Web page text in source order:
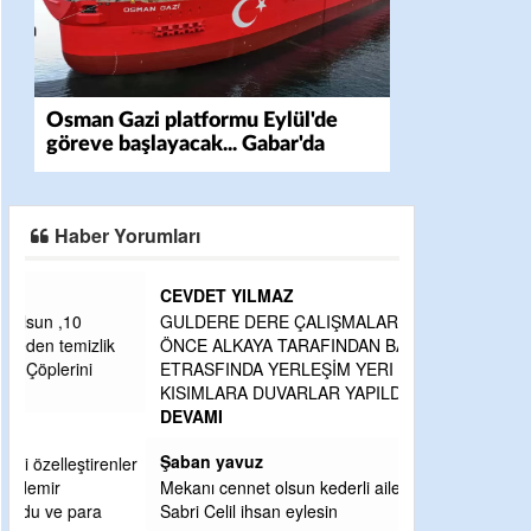
Osman Gazi platformu Eylül'de
göreve başlayacak... Gabar'da
günlük petrol üretimi 83 bin 200
Haber Yorumları
CEVDET YILMAZ
GULDERE DERE ÇALIŞMALARI, SEKIZ YIL
ÖNCE ALKAYA TARAFINDAN BAŞLATILDI,
ETRASFINDA YERLEŞİM YERI OLMAYAN
KISIMLARA DUVARLAR YAPILDI."BURADAK...
Şaban yavuz
Mekanı cennet olsun kederli ailesine Rabbim
Sabri Celil ihsan eylesin